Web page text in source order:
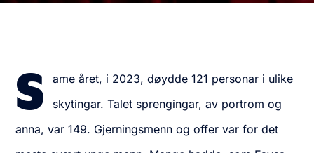
S
ame året, i 2023, døydde 121 personar i ulike
skytingar. Talet sprengingar, av portrom og
anna, var 149. Gjerningsmenn og offer var for det